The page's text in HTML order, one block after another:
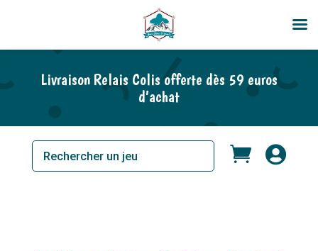
Livraison Relais Colis offerte dès 59 euros
d’achat
 